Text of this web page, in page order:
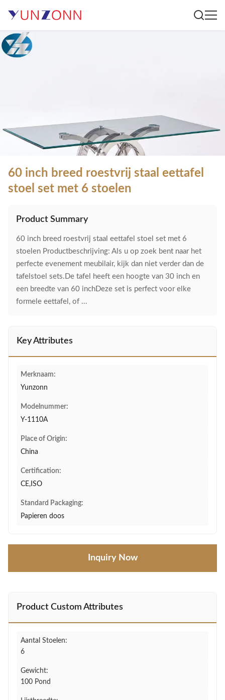
60 inch breed roestvrij staal eettafel
stoel set met 6 stoelen
Product Summary
60 inch breed roestvrij staal eettafel stoel set met 6
stoelen Productbeschrijving: Als u op zoek bent naar het
perfecte evenement meubilair, kijk dan niet verder dan de
tafelstoel sets.De tafel heeft een hoogte van 30 inch en
een breedte van 60 inchDeze set is perfect voor elke
formele eettafel, of ...
Key Attributes
Merknaam:
Yunzonn
Modelnummer:
Y-1110A
Place of Origin:
China
Certification:
CE,ISO
Standard Packaging:
Papieren doos
Inquiry Now
Product Custom Attributes
Aantal Stoelen:
6
Gewicht:
100 Pond